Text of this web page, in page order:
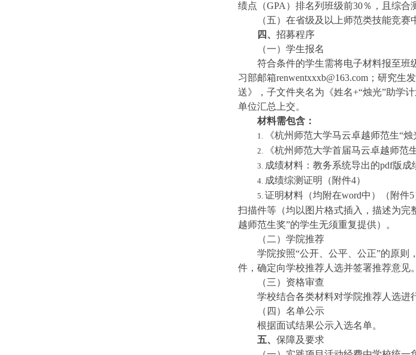
绩点（GPA）排名列 班级前30％，且综合
（五）在省级及以上师范类技能竞
四、 招募程序
（一）学生报名
符合条件的学生需将电子材料报至班
习部邮箱renwentxxxb@163.com；研究生
送》，子文件夹名为《姓名+“烛光”助学
单位汇总上交。
材料需包含：
1. 《杭州师范大学马云卓越师范生“烛
2. 《杭州师范大学首届马云卓越师范
3. 成绩材料：教务系统导出的pdf版成
4. 成绩综测证明（附件4）
5. 证明材料（均附在word中）（附件5
扫描件等 （均以图片格式插入，描述为完
越师范生奖”的学生无须重复提供）
。
（二）学院推荐
学院按照“公开、公平、公正”的原则
件，确定向学校推荐人选并签署推荐意见。
（三）资格审查
学校结合各类材料对学院推荐人选进
（四）名单公示
根据面试结果公示入选名单。
五、 保障及要求